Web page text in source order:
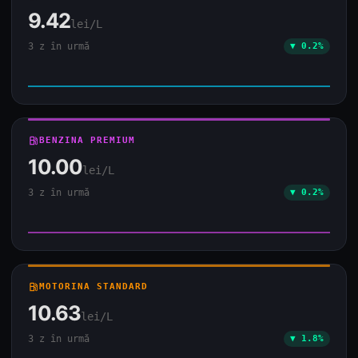
9.42lei/L
3 z în urmă ▼ 0.2%
local_gas_stationBENZINA PREMIUM
10.00lei/L
3 z în urmă ▼ 0.2%
local_gas_stationMOTORINA STANDARD
10.63lei/L
3 z în urmă ▼ 1.8%